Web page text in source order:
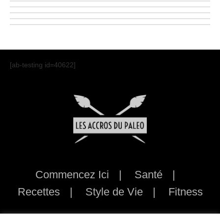
Neurotransmitters
Dysfunction?
[ab-testing id=40622]
Commencez Ici
Santé
Recettes
Style de Vie Fitness